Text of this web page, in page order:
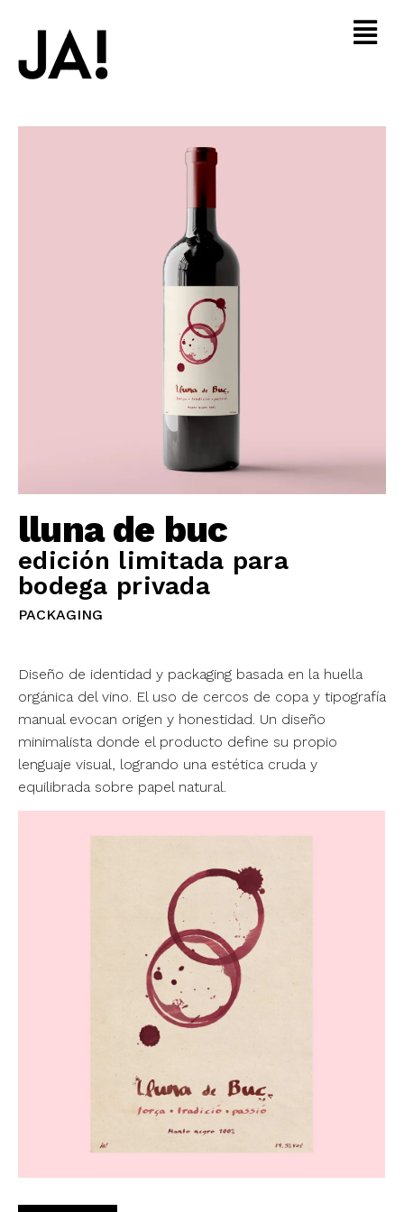
lluna de buc
edición limitada para
bodega privada
PACKAGING
Diseño de identidad y packaging basada en la huella
orgánica del vino. El uso de cercos de copa y tipografía
manual evocan origen y honestidad. Un diseño
minimalista donde el producto define su propio
lenguaje visual, logrando una estética cruda y
equilibrada sobre papel natural.